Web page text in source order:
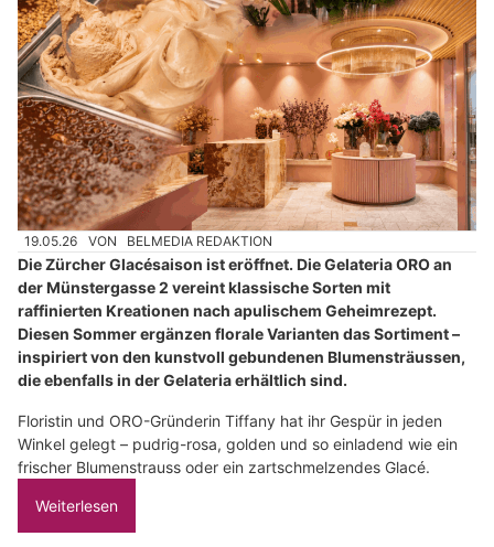
19.05.26 VON BELMEDIA REDAKTION
Die Zürcher Glacésaison ist eröffnet. Die Gelateria ORO an
der Münstergasse 2 vereint klassische Sorten mit
raffinierten Kreationen nach apulischem Geheimrezept.
Diesen Sommer ergänzen florale Varianten das Sortiment –
inspiriert von den kunstvoll gebundenen Blumensträussen,
die ebenfalls in der Gelateria erhältlich sind.
Floristin und ORO-Gründerin Tiffany hat ihr Gespür in jeden
Winkel gelegt – pudrig-rosa, golden und so einladend wie ein
frischer Blumenstrauss oder ein zartschmelzendes Glacé.
Weiterlesen